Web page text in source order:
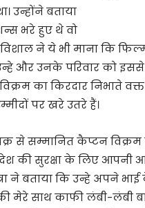
उन्होंने बताया
भरे हुए थे वो
ने ये भी माना कि
और उनके परिवार को इससे
का किरदार निभाते
पर खरे उतरे हैं।
से सम्मानित कैप्टन विक्रम
की सुरक्षा के लिए आपनी
ने बताया कि उन्हे अपने भाई
की मेरे साथ काफी लंबी-लंबी